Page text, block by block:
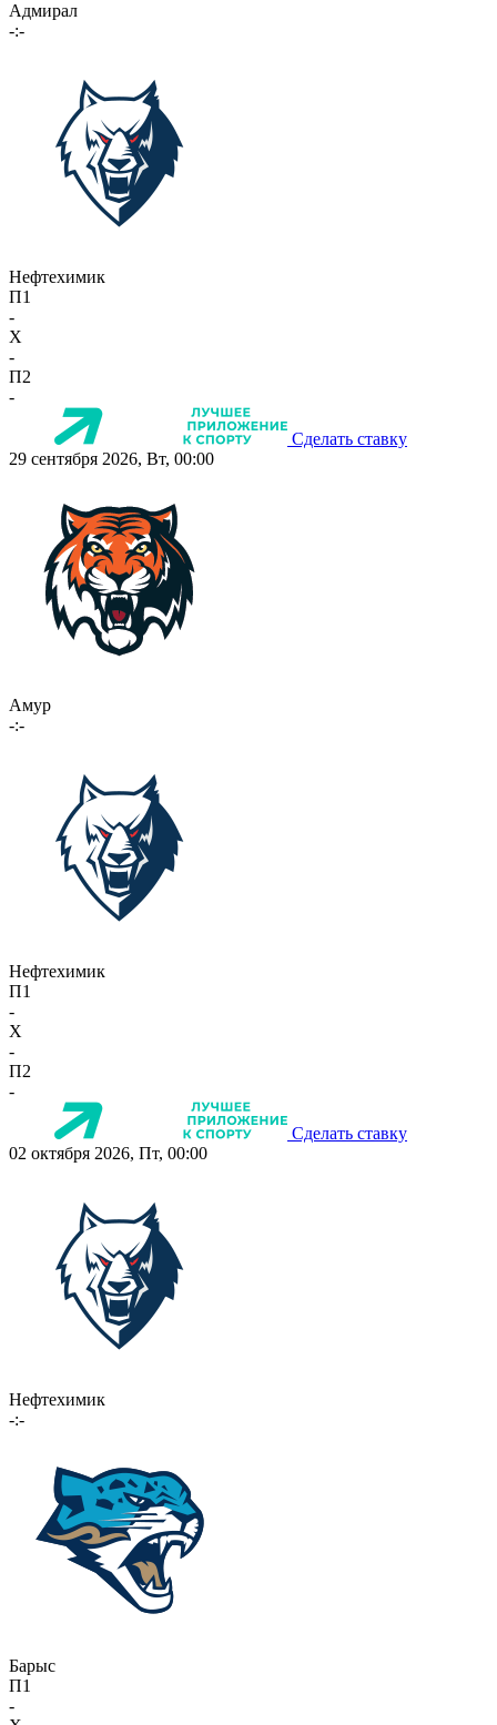
Адмирал
-:-
Нефтехимик
П1
-
X
-
П2
-
Сделать ставку
29 сентября 2026, Вт, 00:00
Амур
-:-
Нефтехимик
П1
-
X
-
П2
-
Сделать ставку
02 октября 2026, Пт, 00:00
Нефтехимик
-:-
Барыс
П1
-